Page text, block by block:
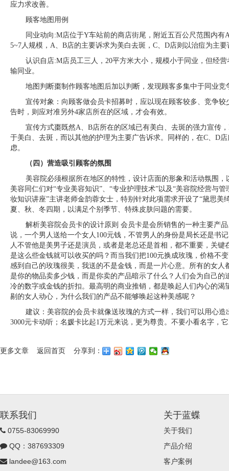
应力求改善。
顾客地图用例
同业动向:M店位于Y车站前的商店街尾，附近五百公尺范围内有
5~7人规模，A、B店的主要诉求为美白去斑，C、D店则以治痘为主要
认识自店:M店员工三人，20平方米大小，规模小于同业，但经
输同业。
地图判断棗制作顾客地图后加以判断，发现顾客多集中于同业竞
宣传对象：向顾客做会员卡招募时，应以现在顾客较多、竞争
告时，则应对准另外4家店所在的区域，才会有效。
宣传方式棗既然A、B店所在的区域已有美白、去斑的强力宣传
于美白、去斑，而以其他的护理为主要广告诉求。同样的，在C、D
虑。
（四）营造吸引顾客的氛围
美容院必须根据所在地区的特性，设计店面的形象和活动氛围
美容同仁们对“专业美容知识”、“专业护理技术”以及“美容院经营与
妆知识讲座”主讲老师金韵蓉女士，特别针对此项需求开设了“黛思美
夏、秋、冬四期，以满足个别季节、特殊皮肤问题的需要。
解析美容院会员卡的设计原则 会员卡是会所销售的一种主要产
说，一个男人送给一个女人100元钱，不管男人的身份是局长还是书
人不管他是美男子还是演员，或者是老总还是首相，都不重要，关
是这么些金钱就可以收买的吗？而当我们把100元换成玫瑰，价格不
感到自己的玫瑰很美，我送的不是金钱，而是一片心意。所有的女人
是你的物品卖多少钱，而是你卖的产品暗示了什么？人们会为自己的
冷的数字或金钱的折扣。最高明的商业推销，都是唤起人们内心的渴
剔的女人动心，为什么我们的产品不能够唤起这种美感呢？
建议：美容院的会员卡就像送玫瑰的方式一样，我们可以用心
3000元卡动听；名媛卡比起1万元来说，更为尊贵。不要小看名字，
更多文章 返回首页 分享到：
联系我们
0755-83069990
QQ：387693309
landee@163.com
关于蓝蝶
关于我们
产品介绍
客户案例